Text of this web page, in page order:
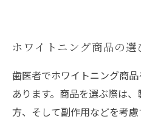
ホワイトニング商品の選
歯医者でホワイトニング商
あります。商品を選ぶ際は
方、そして副作用などを考